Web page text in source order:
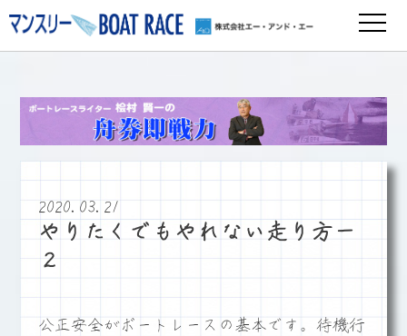
2020.03.21
やりたくでもやれない走り方－
２
公正安全がボートレースの基本です。待機行